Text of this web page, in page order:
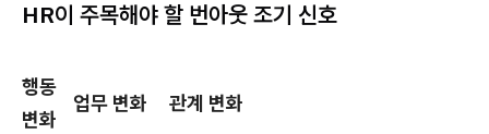
HR이 주목해야 할 번아웃 조기 신호
행동
변화
업무 변화 관계 변화